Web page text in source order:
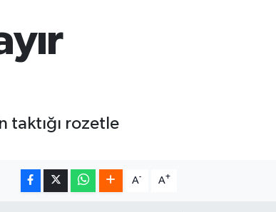
taktığı rozetle
A- A+